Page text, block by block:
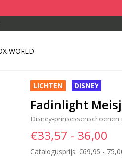
WORLD
LICHTEN DISNEY
Fadinlight
Disney-
€33,57 - 36,00
Catalogusprijs: Price
€69,95 -